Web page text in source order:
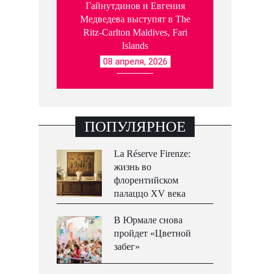
Гайнутдинов и Евгения
Медведева выступят в The
Ritz-Carlton Maldives, Fari
Islands
08 апреля, 2026
ПОПУЛЯРНОЕ
La Réserve Firenze:
жизнь во
флорентийском
палаццо XV века
В Юрмале снова
пройдет «Цветной
забег»